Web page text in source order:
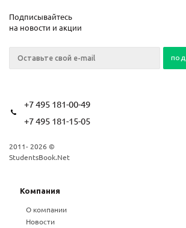
Подписывайтесь
на новости и акции
+7 495 181-00-49
+7 495 181-15-05
2011- 2026 ©
StudentsBook.Net
Компания
О компании
Новости